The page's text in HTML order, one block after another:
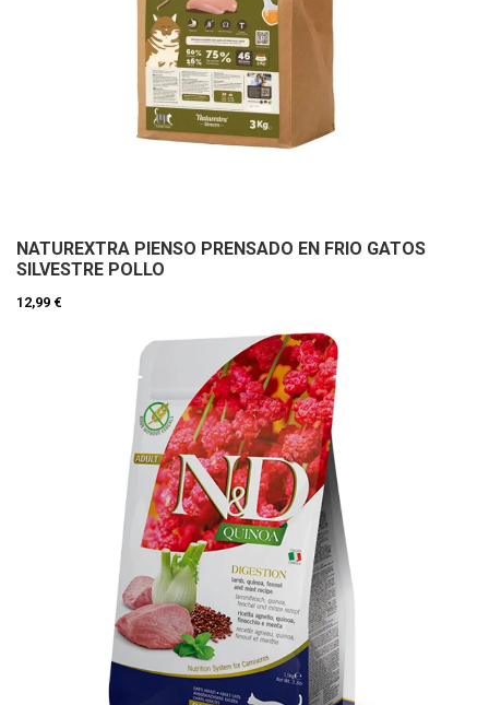
NATUREXTRA PIENSO PRENSADO EN FRIO GATOS
SILVESTRE POLLO
12,99 €